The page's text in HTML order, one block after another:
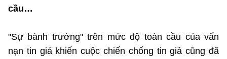
cầu…
"Sự bành trướng" trên mức độ toàn cầu của vấn
nạn tin giả khiến cuộc chiến chống tin giả cũng đã